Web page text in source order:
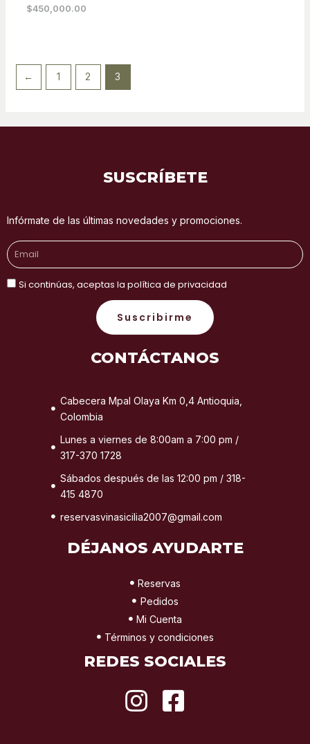
$450,000.00
← 1 2 3
SUSCRÍBETE
Infórmate de las últimas novedades y promociones.
Email
Si continúas, aceptas la política de privacidad
Suscribirme
CONTÁCTANOS
Cabecera Mpal Olaya Km 0,4 Antioquia,
Colombia
Lunes a viernes de 8:00am a 7:00 pm /
317-370 1728
Sábados después de las 12:00 pm / 318-
415 4870
reservasvinasicilia2007@gmail.com
DÉJANOS AYUDARTE
Reservas
Pedidos
Mi Cuenta
Términos y condiciones
REDES SOCIALES
I
F